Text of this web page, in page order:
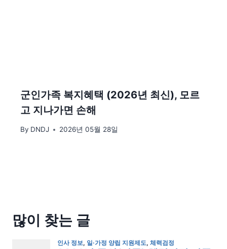
군인가족 복지혜택 (2026년 최신), 모르
고 지나가면 손해
By DNDJ 2026년 05월 28일
많이 찾는 글